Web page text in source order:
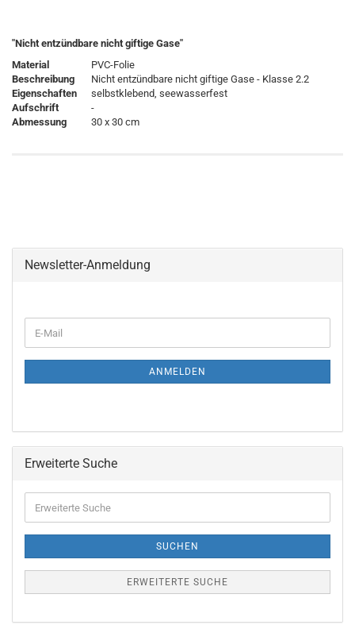
"Nicht entzündbare nicht giftige Gase"
Material
PVC-Folie
Beschreibung
Nicht entzündbare nicht giftige Gase - Klasse 2.2
Eigenschaften
selbstklebend, seewasserfest
Aufschrift
-
Abmessung
30 x 30 cm
Newsletter-Anmeldung
ANMELDEN
Erweiterte Suche
SUCHEN
ERWEITERTE SUCHE